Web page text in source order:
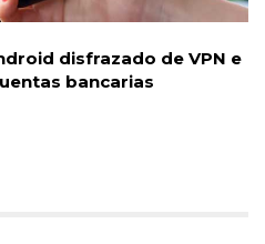
disfrazado de VPN e
bancarias